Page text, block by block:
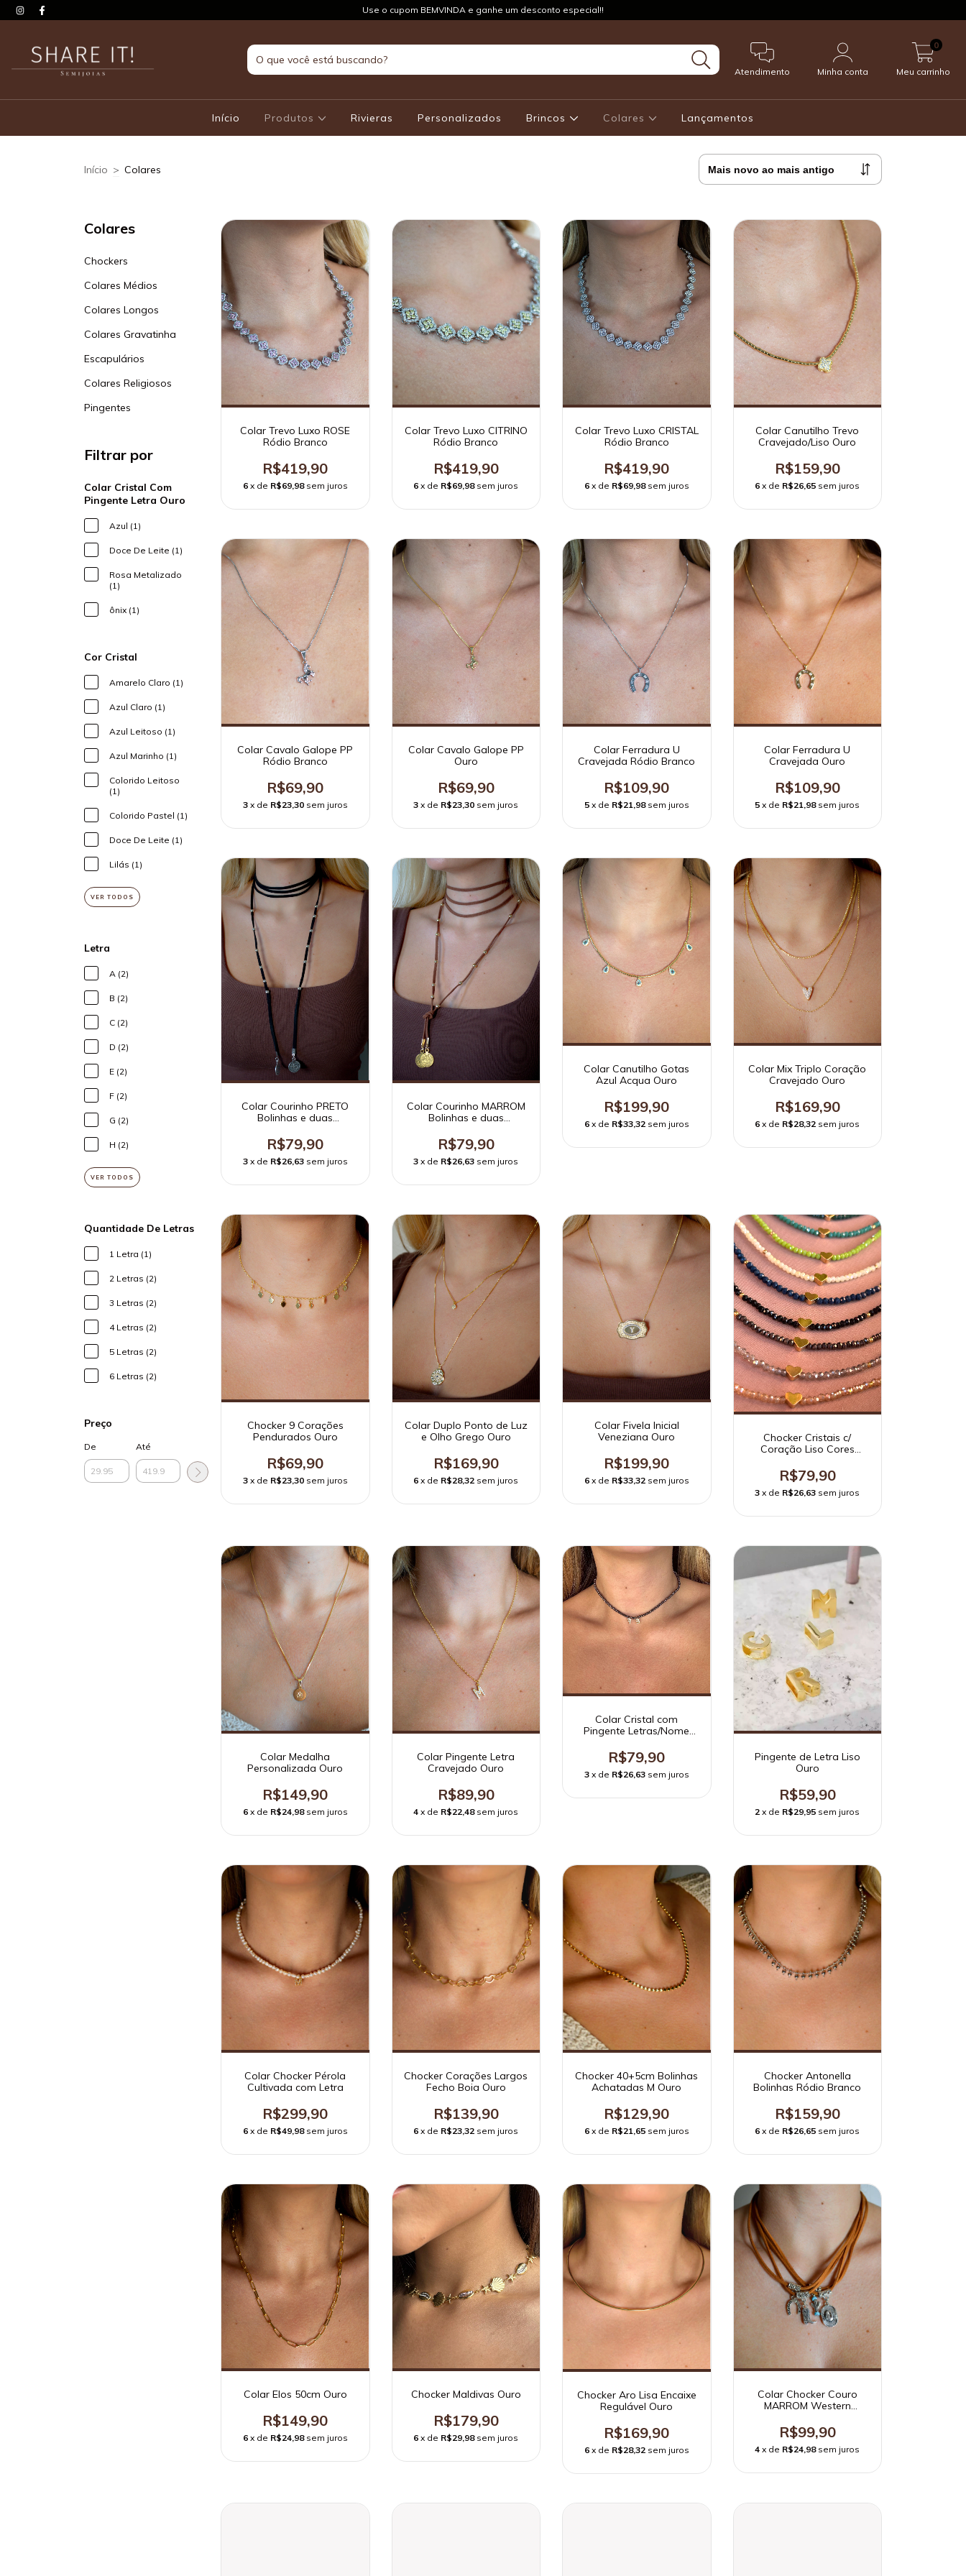
Use o cupom BEMVINDA e ganhe um desconto especial!!
Atendimento Minha conta Meu carrinho
0
Início Produtos Rivieras Personalizados Brincos Colares Lançamentos
Início > Colares
Colares
Chockers
Colares Médios
Colares Longos
Colares Gravatinha
Escapulários
Colares Religiosos
Pingentes
Filtrar por
Colar Cristal Com
Pingente Letra Ouro
Azul (1)
Doce De Leite (1)
Rosa Metalizado
(1)
ônix (1)
Cor Cristal
Amarelo Claro (1)
Azul Claro (1)
Azul Leitoso (1)
Azul Marinho (1)
Colorido Leitoso
(1)
Colorido Pastel (1)
Doce De Leite (1)
Lilás (1)
VER TODOS
Letra
A (2)
B (2)
C (2)
D (2)
E (2)
F (2)
G (2)
H (2)
VER TODOS
Quantidade De Letras
1 Letra (1)
2 Letras (2)
3 Letras (2)
4 Letras (2)
5 Letras (2)
6 Letras (2)
Preço
De Até
Colar Trevo Luxo ROSE
Ródio Branco
R$419,90
6 x de R$69,98 sem juros
Colar Trevo Luxo CITRINO
Ródio Branco
R$419,90
6 x de R$69,98 sem juros
Colar Trevo Luxo CRISTAL
Ródio Branco
R$419,90
6 x de R$69,98 sem juros
Colar Canutilho Trevo
Cravejado/Liso Ouro
R$159,90
6 x de R$26,65 sem juros
Colar Cavalo Galope PP
Ródio Branco
R$69,90
3 x de R$23,30 sem juros
Colar Cavalo Galope PP
Ouro
R$69,90
3 x de R$23,30 sem juros
Colar Ferradura U
Cravejada Ródio Branco
R$109,90
5 x de R$21,98 sem juros
Colar Ferradura U
Cravejada Ouro
R$109,90
5 x de R$21,98 sem juros
Colar Courinho PRETO
Bolinhas e duas
R$79,90
3 x de R$26,63 sem juros
Colar Courinho MARROM
Bolinhas e duas
R$79,90
3 x de R$26,63 sem juros
Colar Canutilho Gotas
Azul Acqua Ouro
R$199,90
6 x de R$33,32 sem juros
Colar Mix Triplo Coração
Cravejado Ouro
R$169,90
6 x de R$28,32 sem juros
Chocker 9 Corações
Pendurados Ouro
R$69,90
3 x de R$23,30 sem juros
Colar Duplo Ponto de Luz
e Olho Grego Ouro
R$169,90
6 x de R$28,32 sem juros
Colar Fivela Inicial
Veneziana Ouro
R$199,90
6 x de R$33,32 sem juros
Chocker Cristais c/
Coração Liso Cores
R$79,90
3 x de R$26,63 sem juros
Colar Medalha
Personalizada Ouro
R$149,90
6 x de R$24,98 sem juros
Colar Pingente Letra
Cravejado Ouro
R$89,90
4 x de R$22,48 sem juros
Colar Cristal com
Pingente Letras/Nome
R$79,90
3 x de R$26,63 sem juros
Pingente de Letra Liso
Ouro
R$59,90
2 x de R$29,95 sem juros
Colar Chocker Pérola
Cultivada com Letra
R$299,90
6 x de R$49,98 sem juros
Chocker Corações Largos
Fecho Boia Ouro
R$139,90
6 x de R$23,32 sem juros
Chocker 40+5cm Bolinhas
Achatadas M Ouro
R$129,90
6 x de R$21,65 sem juros
Chocker Antonella
Bolinhas Ródio Branco
R$159,90
6 x de R$26,65 sem juros
Colar Elos 50cm Ouro
R$149,90
6 x de R$24,98 sem juros
Chocker Maldivas Ouro
R$179,90
6 x de R$29,98 sem juros
Chocker Aro Lisa Encaixe
Regulável Ouro
R$169,90
6 x de R$28,32 sem juros
Colar Chocker Couro
MARROM Western
R$99,90
4 x de R$24,98 sem juros